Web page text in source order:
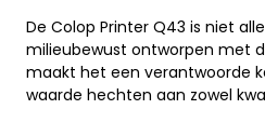
De Colop Printer Q43 is niet
milieubewust ontworpen met
maakt het een verantwoorde
waarde hechten aan zowel